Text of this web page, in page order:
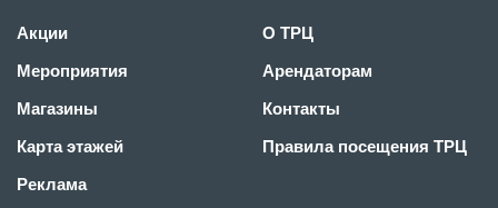
Акции
Мероприятия
Магазины
Карта этажей
Реклама
О ТРЦ
Арендаторам
Контакты
Правила посещения ТРЦ